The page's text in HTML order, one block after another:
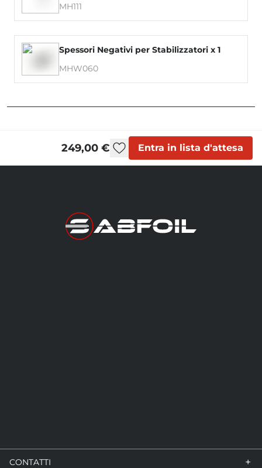
MH111
Spessori Negativi per Stabilizzatori x 1
MHW060
249,00 € Entra in lista d'attesa
CONTATTI +